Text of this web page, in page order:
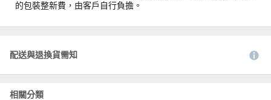
的包裝整新費，由客戶自行負擔。
配送與退換貨需知
相關分類